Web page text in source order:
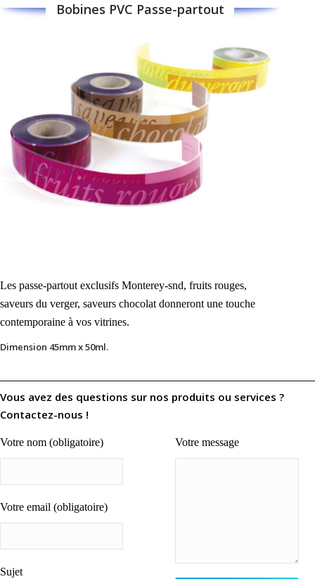
Bobines PVC Passe-partout
Les passe-partout exclusifs Monterey-snd, fruits rouges,
saveurs du verger, saveurs chocolat donneront une touche
contemporaine à vos vitrines.
Dimension 45mm x 50ml.
Vous avez des questions sur nos produits ou services ?
Contactez-nous !
Votre nom (obligatoire)
Votre email (obligatoire)
Sujet
Votre message